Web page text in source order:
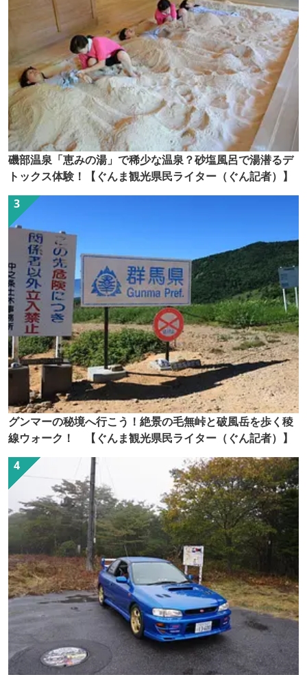
磯部温泉「恵みの湯」で稀少な温泉？砂塩風呂で湯潜るデ
トックス体験！【ぐんま観光県民ライター（ぐん記者）】
グンマーの秘境へ行こう！絶景の毛無峠と破風岳を歩く稜
線ウォーク！ 【ぐんま観光県民ライター（ぐん記者）】